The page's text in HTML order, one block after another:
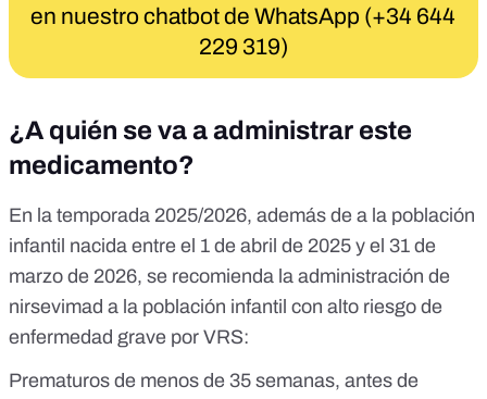
en nuestro chatbot de WhatsApp (+34 644
229 319)
¿A quién se va a administrar este
medicamento?
En la temporada 2025/2026, además de a la población
infantil nacida entre el 1 de abril de 2025 y el 31 de
marzo de 2026, se recomienda la administración de
nirsevimad a la población infantil con alto riesgo de
enfermedad grave por VRS:
Prematuros de menos de 35 semanas, antes de